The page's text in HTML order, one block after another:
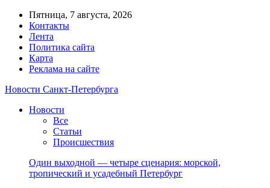
Пятница, 7 августа, 2026
Контакты
Лента
Политика сайта
Карта
Реклама на сайте
Новости Санкт-Петербурга
Новости
Все
Статьи
Происшествия
Один выходной — четыре сценария: морской,
тропический и усадебный Петербург